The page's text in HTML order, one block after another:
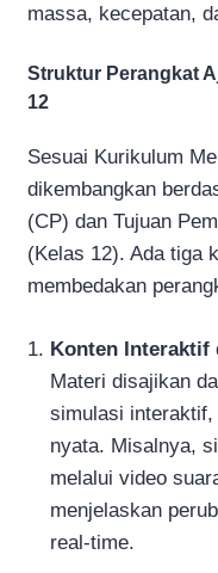
massa, kecepatan,
Struktur Perangkat
12
Sesuai Kurikulum
dikembangkan
(CP) dan Tujuan
(Kelas 12). Ada tiga
membedakan
Konten Interaktif
Materi disajikan
simulasi interaktif,
nyata. Misalnya,
melalui video
menjelaskan
real-time.